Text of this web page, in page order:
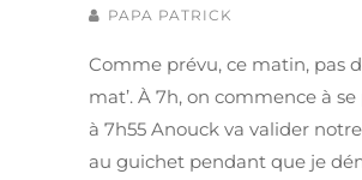
PAPA PATRICK
Comme prévu, ce matin, pas
mat’. À 7h, on commence à
à 7h55 Anouck va valider
au guichet pendant que je